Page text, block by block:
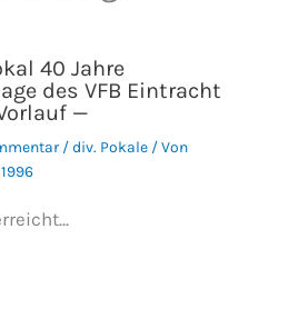
40 Jahre
des VFB Eintracht
—
/div. Pokale/ Von